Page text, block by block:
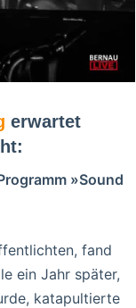
erwartet
»Sound
fand
ein Jahr später,
katapultierte